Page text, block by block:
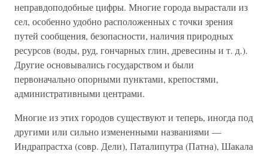
неправдоподобные цифры. Многие города вырастали из
сел, особенно удобно расположенных с точки зрения
путей сообщения, безопасности, наличия природных
ресурсов (воды, руд, гончарных глин, древесины и т. д.).
Другие основывались государством и были
первоначально опорными пунктами, крепостями,
административными центрами.
Многие из этих городов существуют и теперь, иногда под
другими или сильно измененными названиями —
Индрапрастха (совр. Дели), Паталипутра (Патна), Шакала